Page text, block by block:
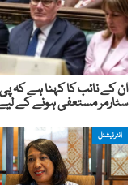
ان کے نائب کا کہنا ہے کہ پی
سٹارمر مستعفی ہونے کے
انٹرنیشنل